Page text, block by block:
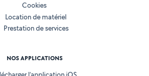
Cookies
Location de matériel
Prestation de services
NOS APPLICATIONS